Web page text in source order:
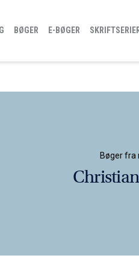
BØGER E-BØGER
Bøger fra